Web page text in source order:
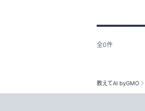
教えてAI byGMO
全0件